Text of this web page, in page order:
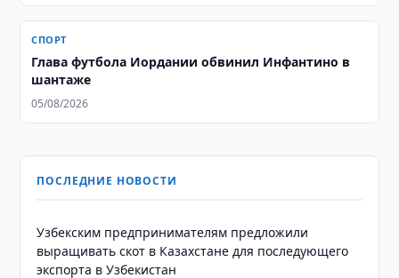
СПОРТ
Глава футбола Иордании обвинил Инфантино в
шантаже
05/08/2026
ПОСЛЕДНИЕ НОВОСТИ
Узбекским предпринимателям предложили
выращивать скот в Казахстане для последующего
экспорта в Узбекистан